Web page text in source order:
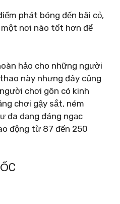
phát bóng đến bãi cỏ,
nơi nào tốt hơn để
hảo cho những người
này nhưng đây cũng
chơi gôn có kinh
chơi gậy sắt, ném
đa dạng đáng ngạc
động từ 87 đến 250